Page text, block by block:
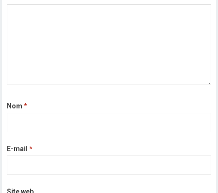
Nom*
E-mail*
Site web